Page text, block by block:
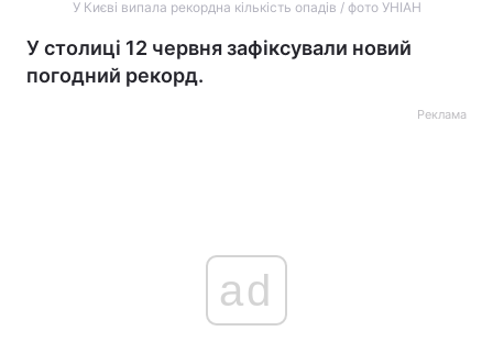
У Києві випала рекордна кількість опадів / фото УНІАН
У столиці 12 червня зафіксували новий
погодний рекорд.
Реклама
ad